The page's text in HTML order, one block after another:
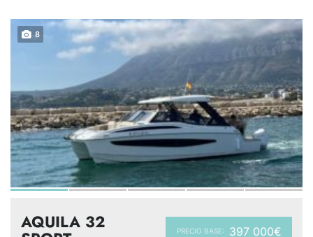
8
PRECIO BASE: 397 000€
AQUILA 32